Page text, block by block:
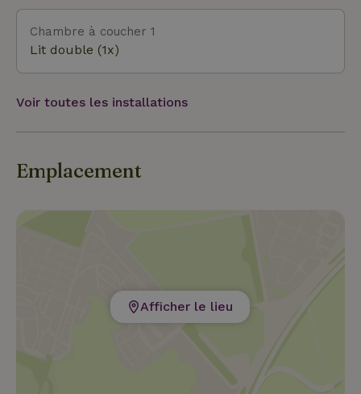
pistes cyclables ! Tout près se trouvent les Pays-
Bas, avec la charmante ville de Hulst et la
magnifique Zélande. Une base parfaite pour ceux
qui veulent combiner le repos, la nature et la
Chambre à coucher 1
Lit double (1x)
Voir toutes les installations
Emplacement
Afficher le lieu